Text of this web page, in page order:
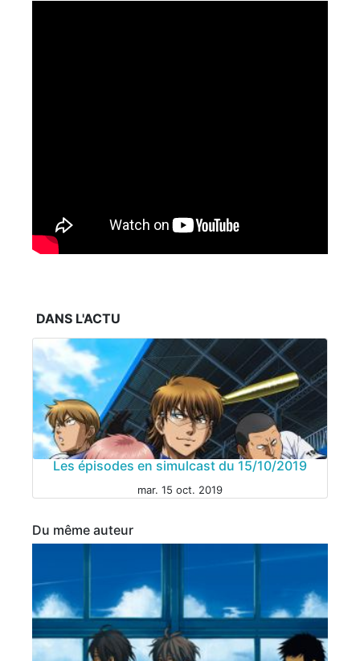
DANS L'ACTU
Les épisodes en simulcast du 15/10/2019
mar. 15 oct. 2019
Du même auteur